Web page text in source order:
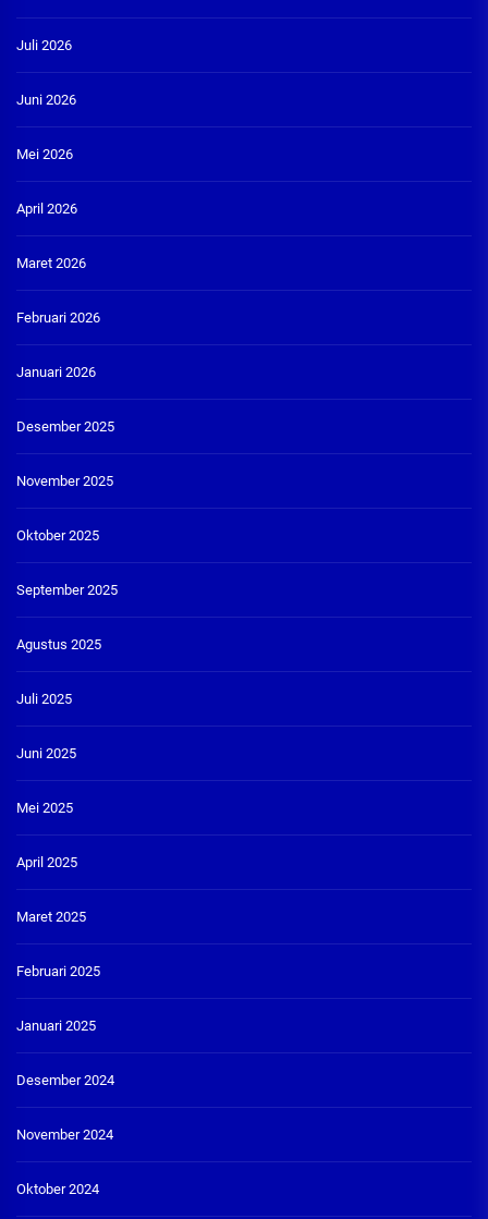
Juli 2026
Juni 2026
Mei 2026
April 2026
Maret 2026
Februari 2026
Januari 2026
Desember 2025
November 2025
Oktober 2025
September 2025
Agustus 2025
Juli 2025
Juni 2025
Mei 2025
April 2025
Maret 2025
Februari 2025
Januari 2025
Desember 2024
November 2024
Oktober 2024